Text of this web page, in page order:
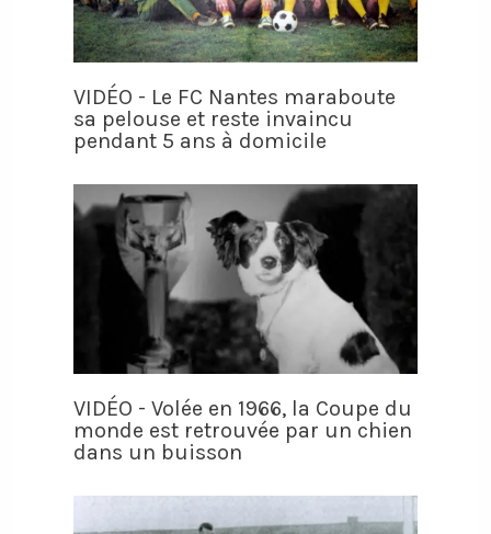
VIDÉO - Le FC Nantes maraboute
sa pelouse et reste invaincu
pendant 5 ans à domicile
VIDÉO - Volée en 1966, la Coupe du
monde est retrouvée par un chien
dans un buisson